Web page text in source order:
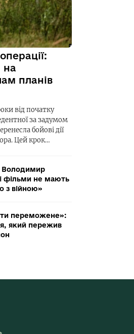
на
планів
від початку
за задумом
бойові дії
Цей крок…
Володимир
фільми не мають
з війною»
переможене»:
який пережив